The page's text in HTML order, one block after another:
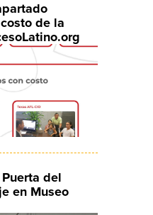
de la
del
en Museo